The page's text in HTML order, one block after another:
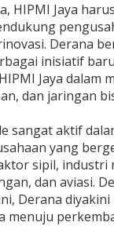
HIPMI Jaya
Derana
inisiatif
Jaya dalam
dan jaringan
sangat aktif
yang
sipil, industri
dan aviasi.
Derana diyakini
menuju